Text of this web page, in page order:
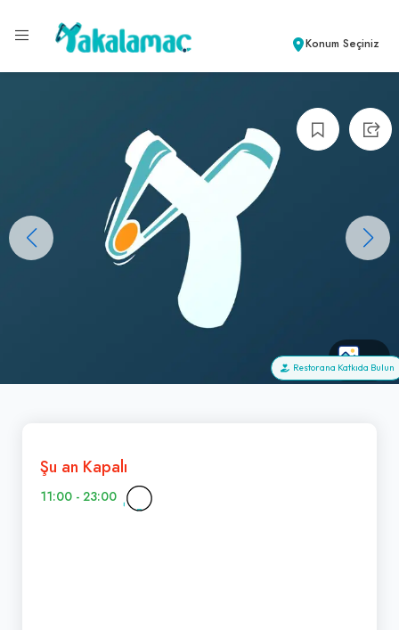
Konum Seçiniz
+1
Restorana Katkıda Bulun
Şu an Kapalı
11:00 - 23:00